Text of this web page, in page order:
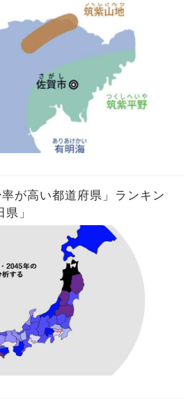
率が高い都道府県」ランキン
」